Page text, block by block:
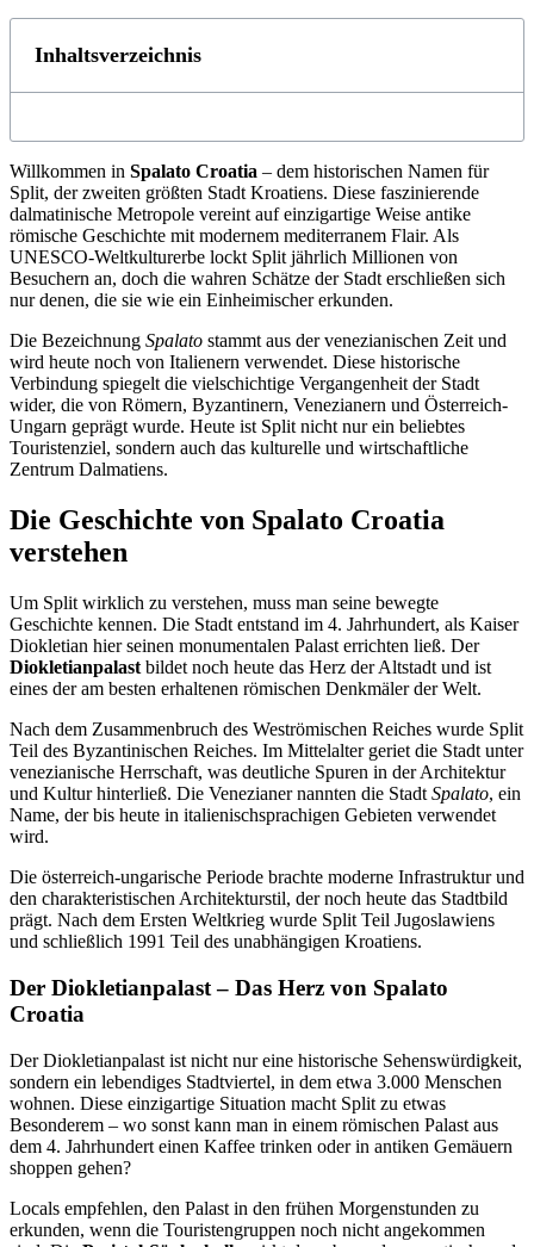
Inhaltsverzeichnis
Willkommen in Spalato Croatia – dem historischen Namen für
Split, der zweiten größten Stadt Kroatiens. Diese faszinierende
dalmatinische Metropole vereint auf einzigartige Weise antike
römische Geschichte mit modernem mediterranem Flair. Als
UNESCO-Weltkulturerbe lockt Split jährlich Millionen von
Besuchern an, doch die wahren Schätze der Stadt erschließen sich
nur denen, die sie wie ein Einheimischer erkunden.
Die Bezeichnung Spalato stammt aus der venezianischen Zeit und
wird heute noch von Italienern verwendet. Diese historische
Verbindung spiegelt die vielschichtige Vergangenheit der Stadt
wider, die von Römern, Byzantinern, Venezianern und Österreich-
Ungarn geprägt wurde. Heute ist Split nicht nur ein beliebtes
Touristenziel, sondern auch das kulturelle und wirtschaftliche
Zentrum Dalmatiens.
Die Geschichte von Spalato Croatia
verstehen
Um Split wirklich zu verstehen, muss man seine bewegte
Geschichte kennen. Die Stadt entstand im 4. Jahrhundert, als Kaiser
Diokletian hier seinen monumentalen Palast errichten ließ. Der
Diokletianpalast bildet noch heute das Herz der Altstadt und ist
eines der am besten erhaltenen römischen Denkmäler der Welt.
Nach dem Zusammenbruch des Weströmischen Reiches wurde Split
Teil des Byzantinischen Reiches. Im Mittelalter geriet die Stadt unter
venezianische Herrschaft, was deutliche Spuren in der Architektur
und Kultur hinterließ. Die Venezianer nannten die Stadt Spalato, ein
Name, der bis heute in italienischsprachigen Gebieten verwendet
wird.
Die österreich-ungarische Periode brachte moderne Infrastruktur und
den charakteristischen Architekturstil, der noch heute das Stadtbild
prägt. Nach dem Ersten Weltkrieg wurde Split Teil Jugoslawiens
und schließlich 1991 Teil des unabhängigen Kroatiens.
Der Diokletianpalast – Das Herz von Spalato
Croatia
Der Diokletianpalast ist nicht nur eine historische Sehenswürdigkeit,
sondern ein lebendiges Stadtviertel, in dem etwa 3.000 Menschen
wohnen. Diese einzigartige Situation macht Split zu etwas
Besonderem – wo sonst kann man in einem römischen Palast aus
dem 4. Jahrhundert einen Kaffee trinken oder in antiken Gemäuern
shoppen gehen?
Locals empfehlen, den Palast in den frühen Morgenstunden zu
erkunden, wenn die Touristengruppen noch nicht angekommen